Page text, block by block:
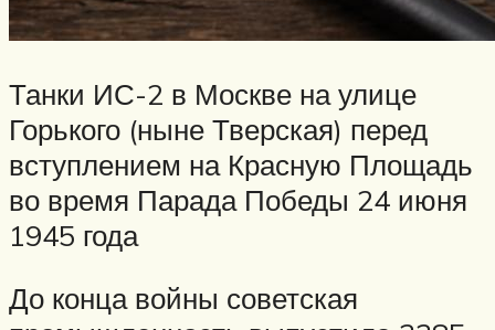
Танки ИС-2 в Москве на улице
Горького (ныне Тверская) перед
вступлением на Красную Площадь
во время Парада Победы 24 июня
1945 года
До конца войны советская